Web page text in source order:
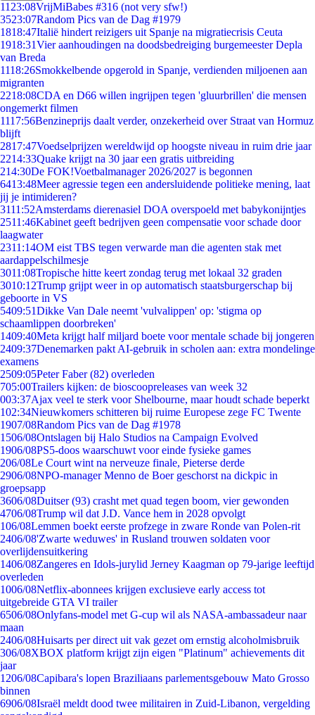
11 23:08VrijMiBabes #316 (not very sfw!)
3523:07Random Pics van de Dag #1979
1818:47Italië hindert reizigers uit Spanje na migratiecrisis Ceuta
1918:31Vier aanhoudingen na doodsbedreiging burgemeester Depla
van Breda
1118:26Smokkelbende opgerold in Spanje, verdienden miljoenen aan
migranten
2218:08CDA en D66 willen ingrijpen tegen 'gluurbrillen' die mensen
ongemerkt filmen
1117:56Benzineprijs daalt verder, onzekerheid over Straat van Hormuz
blijft
2817:47Voedselprijzen wereldwijd op hoogste niveau in ruim drie jaar
2214:33Quake krijgt na 30 jaar een gratis uitbreiding
214:30De FOK!Voetbalmanager 2026/2027 is begonnen
6413:48Meer agressie tegen een andersluidende politieke mening, laat
jij je intimideren?
3111:52Amsterdams dierenasiel DOA overspoeld met babykonijntjes
2511:46Kabinet geeft bedrijven geen compensatie voor schade door
laagwater
2311:14OM eist TBS tegen verwarde man die agenten stak met
aardappelschilmesje
3011:08Tropische hitte keert zondag terug met lokaal 32 graden
3010:12Trump grijpt weer in op automatisch staatsburgerschap bij
geboorte in VS
5409:51Dikke Van Dale neemt 'vulvalippen' op: 'stigma op
schaamlippen doorbreken'
1409:40Meta krijgt half miljard boete voor mentale schade bij jongeren
2409:37Denemarken pakt AI-gebruik in scholen aan: extra mondelinge
examens
2509:05Peter Faber (82) overleden
705:00Trailers kijken: de bioscoopreleases van week 32
003:37Ajax veel te sterk voor Shelbourne, maar houdt schade beperkt
102:34Nieuwkomers schitteren bij ruime Europese zege FC Twente
1907/08Random Pics van de Dag #1978
1506/08Ontslagen bij Halo Studios na Campaign Evolved
1906/08PS5-doos waarschuwt voor einde fysieke games
206/08Le Court wint na nerveuze finale, Pieterse derde
2906/08NPO-manager Menno de Boer geschorst na dickpic in
groepsapp
3606/08Duitser (93) crasht met quad tegen boom, vier gewonden
4706/08Trump wil dat J.D. Vance hem in 2028 opvolgt
106/08Lemmen boekt eerste profzege in zware Ronde van Polen-rit
2406/08'Zwarte weduwes' in Rusland trouwen soldaten voor
overlijdensuitkering
1406/08Zangeres en Idols-jurylid Jerney Kaagman op 79-jarige leeftijd
overleden
1006/08Netflix-abonnees krijgen exclusieve early access tot
uitgebreide GTA VI trailer
6506/08Onlyfans-model met G-cup wil als NASA-ambassadeur naar
maan
2406/08Huisarts per direct uit vak gezet om ernstig alcoholmisbruik
306/08XBOX platform krijgt zijn eigen "Platinum" achievements dit
jaar
1206/08Capibara's lopen Braziliaans parlementsgebouw Mato Grosso
binnen
6906/08Israël meldt dood twee militairen in Zuid-Libanon, vergelding